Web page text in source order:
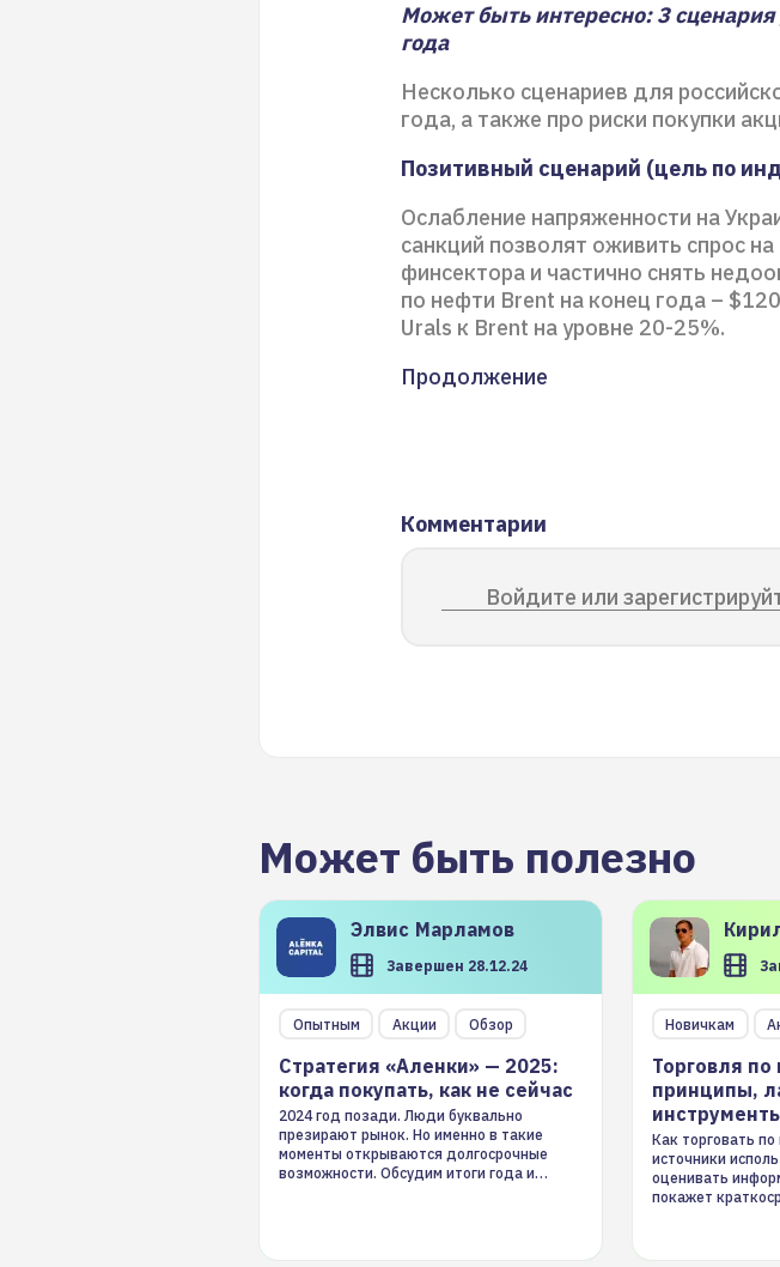
Может быть интересно: 3
года
Несколько сценариев для
года, а также про риски покупки
Позитивный сценарий (цель по
Ослабление напряженности на
санкций позволят оживить спрос
финсектора и частично снять
по нефти Brent на конец года –
Urals к Brent на уровне 20-25%.
Продолжение
Комментарии
Войдите или
Может быть полезно
Элвис Марламов
Завершен 28.12.24
Опытным Акции Обзор
Стратегия «Аленки» — 2025:
когда покупать, как не сейчас
2024 год позади. Люди буквально
презирают рынок. Но именно в такие
моменты открываются долгосрочные
возможности. Обсудим итоги года и
Новичкам
Торговля по
принципы,
Как торговать
источники
оценивать
покажет